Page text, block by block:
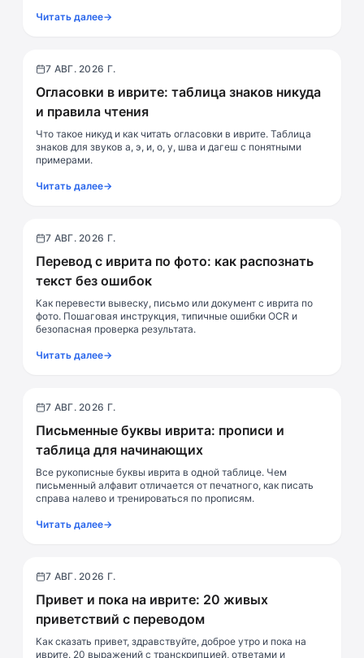
Читать далее→
Чтение
7 АВГ. 2026 Г.
Огласовки в иврите: таблица знаков никуда
и правила чтения
Что такое никуд и как читать огласовки в иврите. Таблица
знаков для звуков а, э, и, о, у, шва и дагеш с понятными
примерами.
Читать далее→
Ресурсы
7 АВГ. 2026 Г.
Перевод с иврита по фото: как распознать
текст без ошибок
Как перевести вывеску, письмо или документ с иврита по
фото. Пошаговая инструкция, типичные ошибки OCR и
безопасная проверка результата.
Читать далее→
Алфавит
7 АВГ. 2026 Г.
Письменные буквы иврита: прописи и
таблица для начинающих
Все рукописные буквы иврита в одной таблице. Чем
письменный алфавит отличается от печатного, как писать
справа налево и тренироваться по прописям.
Читать далее→
Разговор
7 АВГ. 2026 Г.
Привет и пока на иврите: 20 живых
приветствий с переводом
Как сказать привет, здравствуйте, доброе утро и пока на
иврите. 20 выражений с транскрипцией, ответами и